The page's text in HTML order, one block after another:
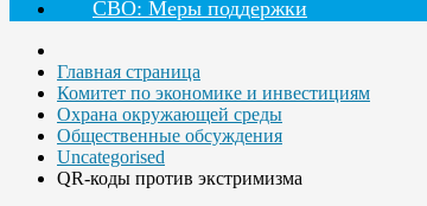
СВО: Меры поддержки
Главная страница
Комитет по экономике и инвестициям
Охрана окружающей среды
Общественные обсуждения
Uncategorised
QR-коды против экстримизма